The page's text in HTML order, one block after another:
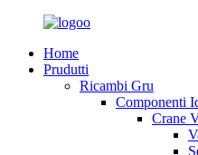
Home
Prudutti
Ricambi Gru
Componenti
Crane